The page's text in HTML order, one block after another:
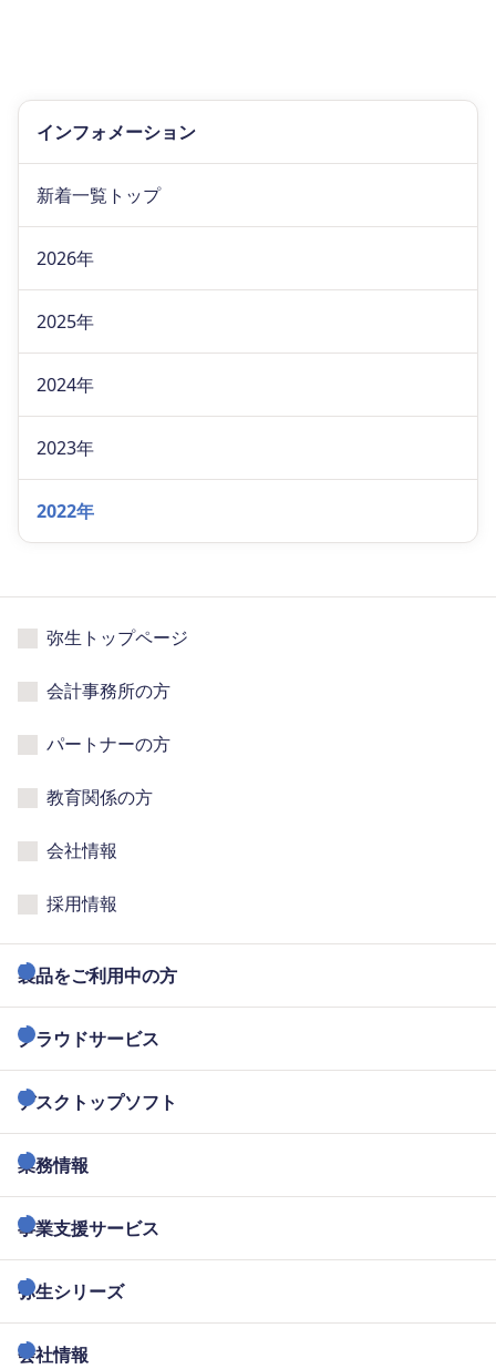
インフォメーション
新着一覧トップ
2026年
2025年
2024年
2023年
2022年
弥生トップページ
会計事務所の方
パートナーの方
教育関係の方
会社情報
採用情報
製品をご利用中の方
クラウドサービス
デスクトップソフト
業務情報
事業支援サービス
弥生シリーズ
会社情報